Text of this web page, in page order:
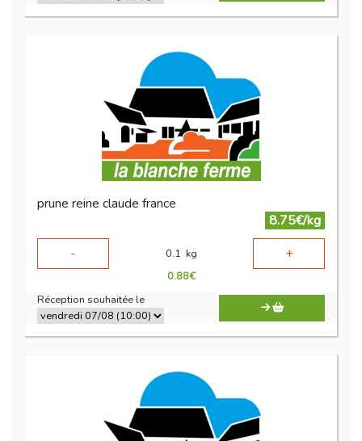
prune reine claude france
8.75€/kg
-
0.1 kg +
0.88€
Réception souhaitée le